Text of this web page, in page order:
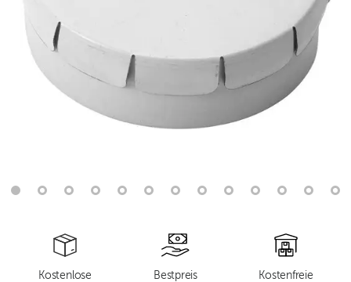
Kostenlose
Bestpreis
Kostenfreie